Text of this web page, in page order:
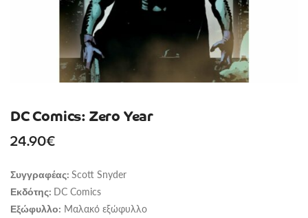
DC Comics: Zero Year
24.90€
Συγγραφέας: Scott Snyder
Εκδότης: DC Comics
Εξώφυλλο: Μαλακό εξώφυλλο